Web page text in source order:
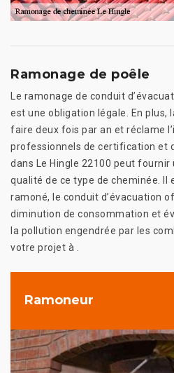
Ramonage de poêle
Le ramonage de conduit
est une obligation légale. En plus,
faire deux fois par an et réclame
professionnels de certification et
dans Le Hingle 22100 peut fournir
qualité de ce type de cheminée. Il
ramoné, le conduit d’évacuation
diminution de consommation et
la pollution engendrée par les
votre projet à .
Ramoneur